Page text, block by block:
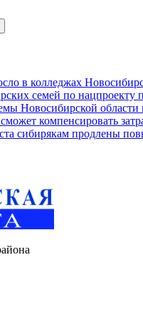
в колледжах
семей по
Новосибирской области
компенсировать
сибирякам продлены